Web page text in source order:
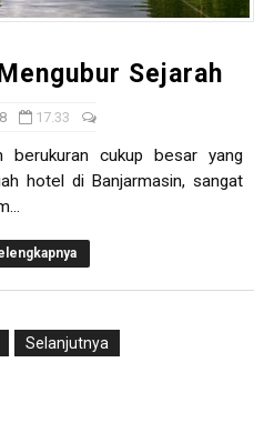
Sejarah
17.33
cukup besar yang
hotel di Banjarmasin, sangat
Selanjutnya